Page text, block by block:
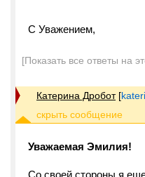
С Уважением,
[Показать все ответы на
Катерина Дробот [
Уважаемая Эмилия!
Со своей стороны я